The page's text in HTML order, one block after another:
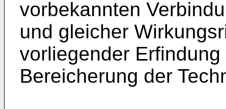
vorbekannten
und gleicher
vorliegender
Bereicherung der